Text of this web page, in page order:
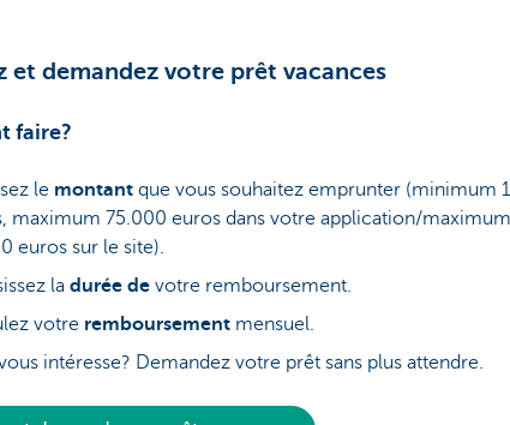
et demandez votre prêt vacances
faire?
le montantque vous souhaitez emprunter (minimum
maximum 75.000 euros dans votre application/maximum
euros sur le site).
ladurée devotre remboursement.
votre remboursement mensuel.
intéresse? Demandez votre prêt sans plus attendre.